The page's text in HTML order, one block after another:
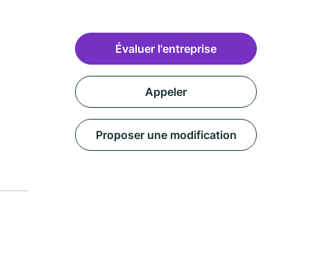
Évaluer l'entreprise
Appeler
Proposer une modification